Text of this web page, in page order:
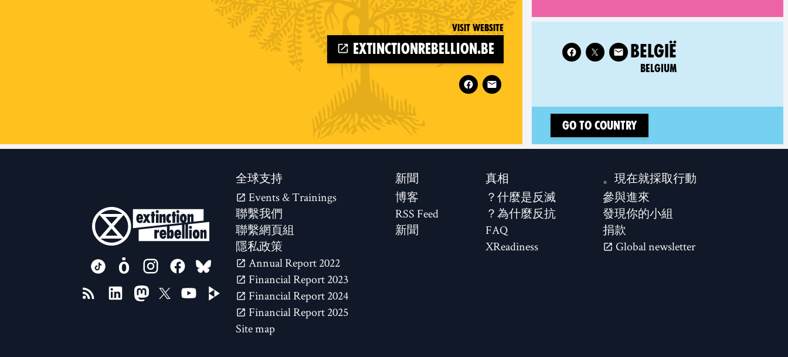
Visit website
extinctionrebellion.be
Follow XR Huy on
RELATED COUNTRY GROUP:
BELGIË
BELGIUM
Follow XR Belgium on
Go to country
現在就採取行動。
參與進來
發現你的小組
捐款
Global newsletter
真相
什麼是反滅？
為什麼反抗？
FAQ
XReadiness
新聞
博客
RSS Feed
新聞
全球支持
Events & Trainings
聯繫我們
聯繫網頁組
隱私政策
2022 Annual Report
2023 Financial Report
2024 Financial Report
2025 Financial Report
Site map
FOLLOW US ON